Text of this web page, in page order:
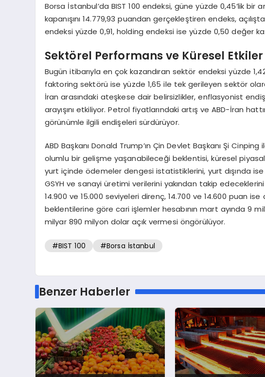
Borsa İstanbul’da BIST 100 endeksi, güne yüzde 0,45’lik bir
kapanışını 14.779,93 puandan gerçekleştiren endeks,
endeksi yüzde 0,91, holding endeksi ise yüzde 0,50 değer
Sektörel Performans ve Küresel Etkiler
Bugün itibarıyla en çok kazandıran sektör endeksi yüzde
faktoring sektörü ise yüzde 1,65 ile tek gerileyen sektör
İran arasındaki ateşkese dair belirsizlikler, enflasyonist
arayışını etkiliyor. Petrol fiyatlarındaki artış ve ABD-İran
görünümle ilgili endişeleri sürdürüyor.
ABD Başkanı Donald Trump’ın Çin Devlet Başkanı Şi
olumlu bir gelişme yaşanabileceği beklentisi, küresel
yurt içinde ödemeler dengesi istatistiklerini, yurt dışında ise
GSYH ve sanayi üretimi verilerini yakından takip
14.900 ve 15.000 seviyeleri direnç, 14.700 ve 14.600 puan
beklentilerine göre cari işlemler hesabının mart ayında 9
milyar 890 milyon dolar açık vermesi öngörülüyor.
#BIST 100 #Borsa İstanbul
Benzer Haberler